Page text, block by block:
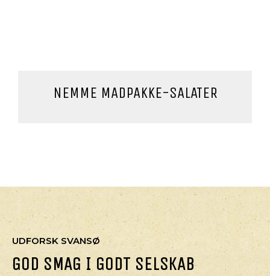
NEMME MADPAKKE-SALATER
UDFORSK SVANSØ
GOD SMAG I GODT SELSKAB